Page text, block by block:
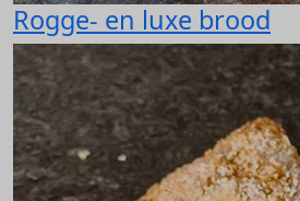
Rogge- en luxe brood